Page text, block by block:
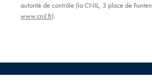
autorité de contrôle (la CNIL, 3 place de
www.cnil.fr).